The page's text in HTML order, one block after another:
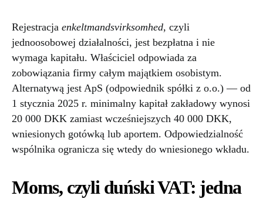
Rejestracja enkeltmandsvirksomhed, czyli
jednoosobowej działalności, jest bezpłatna i nie
wymaga kapitału. Właściciel odpowiada za
zobowiązania firmy całym majątkiem osobistym.
Alternatywą jest ApS (odpowiednik spółki z o.o.) — od
1 stycznia 2025 r. minimalny kapitał zakładowy wynosi
20 000 DKK zamiast wcześniejszych 40 000 DKK,
wniesionych gotówką lub aportem. Odpowiedzialność
wspólnika ogranicza się wtedy do wniesionego wkładu.
Moms, czyli duński VAT: jedna